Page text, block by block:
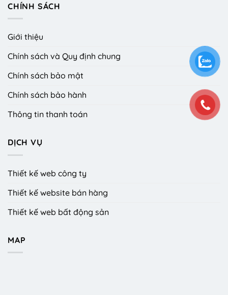
CHÍNH SÁCH
Giới thiệu
Chính sách và Quy định chung
Chính sách bảo mật
Chính sách bảo hành
Thông tin thanh toán
DỊCH VỤ
Thiết kế web công ty
Thiết kế website bán hàng
Thiết kế web bất động sản
MAP